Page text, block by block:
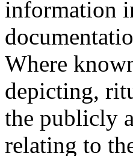
information
Where
depicting,
the publicly
relating to